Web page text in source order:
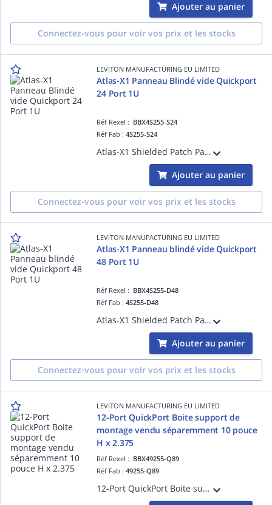
Ajouter au panier
Connectez-vous pour voir vos prix et les stocks
LEVITON MANUFACTURING EU LIMITED
Atlas-X1 Panneau Blindé vide Quickport
24 Port 1U
Réf Rexel : BBX4S255-S24
Réf Fab :4S255-S24
Atlas-X1 Shielded Patch Panel Quickport 24 Port 1U
Ajouter au panier
Connectez-vous pour voir vos prix et les stocks
LEVITON MANUFACTURING EU LIMITED
Atlas-X1 Panneau blindé vide Quickport
48 Port 1U
Réf Rexel : BBX4S255-D48
Réf Fab :4S255-D48
Atlas-X1 Shielded Patch Panel Quickport 48 Port 1U
Ajouter au panier
Connectez-vous pour voir vos prix et les stocks
LEVITON MANUFACTURING EU LIMITED
12-Port QuickPort Boite support de
montage vendu séparemment 10 pouce
H x 2.375
Réf Rexel : BBX49255-Q89
Réf Fab :49255-Q89
12-Port QuickPort Boite support de montage vendu séparemment 10 pouce H x 2.375 pouce W